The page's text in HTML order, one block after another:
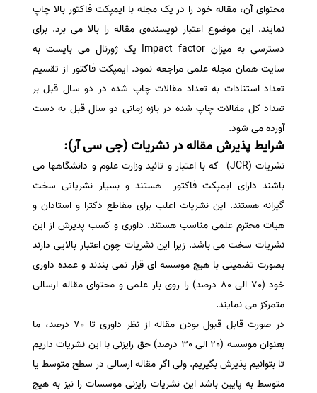
محتوای آن، مقاله خود را در یک مجله با ایمپکت ‌فاکتور بالا چاپ
نمایند. این موضوع اعتبار نویسنده‌ی مقاله را بالا می برد. برای
دسترسی به میزان Impact factor یک ژورنال می بایست به
سایت همان مجله علمی مراجعه نمود. ایمپکت فاکتور از تقسیم
تعداد استنادات به تعداد مقالات چاپ شده در دو سال قبل بر
تعداد کل مقالات چاپ شده در بازه زمانی دو سال قبل به دست
آورده می شود.
شرایط پذیرش مقاله در نشریات (جی سی آر):
نشریات (JCR) که با اعتبار و تائید وزارت علوم و دانشگاهها می
باشند دارای ایمپکت فاکتور هستند و بسیار نشریاتی سخت
گیرانه هستند. این نشریات اغلب برای مقاطع دکترا و استادان و
هیات محترم علمی مناسب هستند. داوری و کسب پذیرش از این
نشریات سخت می باشد. زیرا این نشریات چون اعتبار بالایی دارند
بصورت تضمینی با هیچ موسسه ای قرار نمی بندند و عمده داوری
خود (70 الی 80 درصد) را روی بار علمی و محتوای مقاله ارسالی
متمرکز می نمایند.
در صورت قابل قبول بودن مقاله از نظر داوری تا 70 درصد، ما
بعنوان موسسه (20 الی 30 درصد) حق رایزنی با این نشریات داریم
تا بتوانیم پذیرش بگیریم. ولی اگر مقاله ارسالی در سطح متوسط یا
متوسط به پایین باشد این نشریات رایزنی موسسات را نیز به هیچ